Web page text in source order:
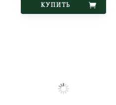
КУПИТЬ